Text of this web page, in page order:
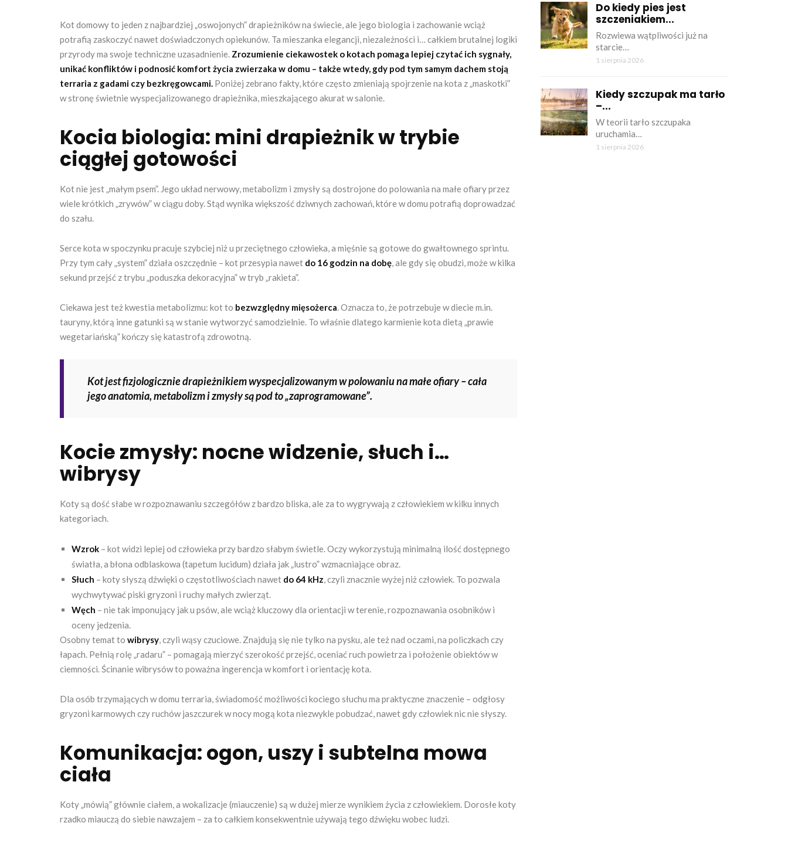
Kot domowy to jeden z najbardziej „oswojonych” drapieżników na świecie, ale jego biologia i zachowanie wciąż
potrafią zaskoczyć nawet doświadczonych opiekunów. Ta mieszanka elegancji, niezależności i… całkiem brutalnej logiki
przyrody ma swoje techniczne uzasadnienie. Zrozumienie ciekawostek o kotach pomaga lepiej czytać ich sygnały,
unikać konfliktów i podnosić komfort życia zwierzaka w domu – także wtedy, gdy pod tym samym dachem stoją
terraria z gadami czy bezkręgowcami. Poniżej zebrano fakty, które często zmieniają spojrzenie na kota z „maskotki”
w stronę świetnie wyspecjalizowanego drapieżnika, mieszkającego akurat w salonie.
Kocia biologia: mini drapieżnik w trybie
ciągłej gotowości
Kot nie jest „małym psem”. Jego układ nerwowy, metabolizm i zmysły są dostrojone do polowania na małe ofiary przez
wiele krótkich „zrywów” w ciągu doby. Stąd wynika większość dziwnych zachowań, które w domu potrafią doprowadzać
do szału.
Serce kota w spoczynku pracuje szybciej niż u przeciętnego człowieka, a mięśnie są gotowe do gwałtownego sprintu.
Przy tym cały „system” działa oszczędnie – kot przesypia nawet do 16 godzin na dobę, ale gdy się obudzi, może w kilka
sekund przejść z trybu „poduszka dekoracyjna” w tryb „rakieta”.
Ciekawa jest też kwestia metabolizmu: kot to bezwzględny mięsożerca. Oznacza to, że potrzebuje w diecie m.in.
tauryny, którą inne gatunki są w stanie wytworzyć samodzielnie. To właśnie dlatego karmienie kota dietą „prawie
wegetariańską” kończy się katastrofą zdrowotną.
Kot jest fizjologicznie drapieżnikiem wyspecjalizowanym w polowaniu na małe ofiary – cała
jego anatomia, metabolizm i zmysły są pod to „zaprogramowane”.
Kocie zmysły: nocne widzenie, słuch i…
wibrysy
Koty są dość słabe w rozpoznawaniu szczegółów z bardzo bliska, ale za to wygrywają z człowiekiem w kilku innych
kategoriach.
Wzrok – kot widzi lepiej od człowieka przy bardzo słabym świetle. Oczy wykorzystują minimalną ilość dostępnego
światła, a błona odblaskowa (tapetum lucidum) działa jak „lustro” wzmacniające obraz.
Słuch – koty słyszą dźwięki o częstotliwościach nawet do 64 kHz, czyli znacznie wyżej niż człowiek. To pozwala
wychwytywać piski gryzoni i ruchy małych zwierząt.
Węch – nie tak imponujący jak u psów, ale wciąż kluczowy dla orientacji w terenie, rozpoznawania osobników i
oceny jedzenia.
Osobny temat to wibrysy, czyli wąsy czuciowe. Znajdują się nie tylko na pysku, ale też nad oczami, na policzkach czy
łapach. Pełnią rolę „radaru” – pomagają mierzyć szerokość przejść, oceniać ruch powietrza i położenie obiektów w
ciemności. Ścinanie wibrysów to poważna ingerencja w komfort i orientację kota.
Dla osób trzymających w domu terraria, świadomość możliwości kociego słuchu ma praktyczne znaczenie – odgłosy
gryzoni karmowych czy ruchów jaszczurek w nocy mogą kota niezwykle pobudzać, nawet gdy człowiek nic nie słyszy.
Komunikacja: ogon, uszy i subtelna mowa
ciała
Koty „mówią” głównie ciałem, a wokalizacje (miauczenie) są w dużej mierze wynikiem życia z człowiekiem. Dorosłe koty
rzadko miauczą do siebie nawzajem – za to całkiem konsekwentnie używają tego dźwięku wobec ludzi.
Do kiedy pies jest
szczeniakiem...
Rozwiewa wątpliwości już na
starcie…
1 sierpnia 2026
Kiedy szczupak ma tarło
–...
W teorii tarło szczupaka
uruchamia…
1 sierpnia 2026